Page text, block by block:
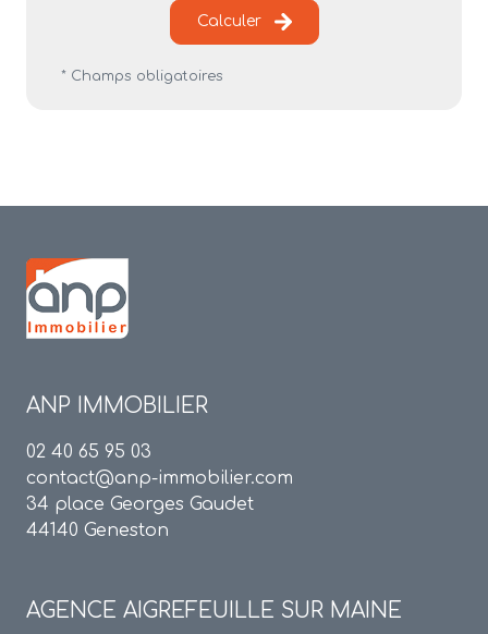
Calculer
* Champs obligatoires
ANP IMMOBILIER
02 40 65 95 03
contact@anp-immobilier.com
34 place Georges Gaudet
44140 Geneston
AGENCE AIGREFEUILLE SUR MAINE